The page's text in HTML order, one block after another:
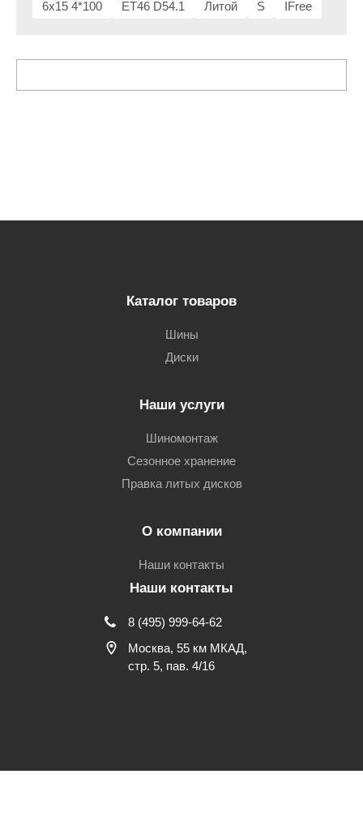
6x15 4*100 ET46 D54.1 Литой S IFree
Каталог товаров
Шины
Диски
Наши услуги
Шиномонтаж
Сезонное хранение
Правка литых дисков
О компании
Наши контакты
Наши контакты
8 (495) 999-64-62
Москва, 55 км МКАД,
стр. 5, пав. 4/16